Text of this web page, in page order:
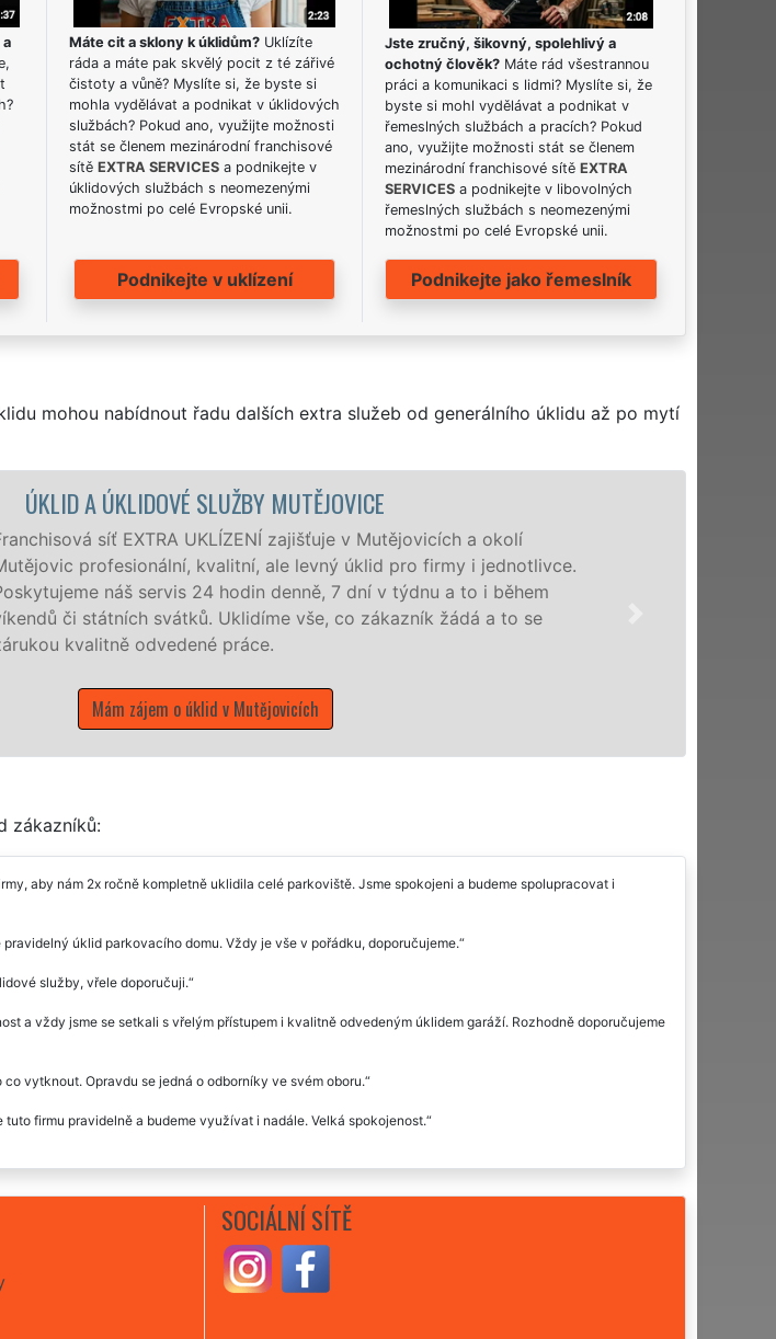
Máte cit a sklony k úklidům?Uklízíte
ráda a máte pak skvělý pocit z té zářivé
čistoty a vůně? Myslíte si, že byste si
mohla vydělávat a podnikat v úklidových
službách? Pokud ano, využijte možnosti
stát se členem mezinárodní franchisové
sítě EXTRA SERVICESa podnikejte v
úklidových službách s neomezenými
možnostmi po celé Evropské unii.
Podnikejte v uklízení
Jste zručný, šikovný, spolehlivý a
ochotný člověk? Máte rád všestrannou
práci a komunikaci s lidmi? Myslíte si, že
byste si mohl vydělávat a podnikat v
řemeslných službách a pracích? Pokud
ano, využijte možnosti stát se členem
mezinárodní franchisové sítěEXTRA
SERVICES a podnikejte v libovolných
řemeslných službách s neomezenými
možnostmi po celé Evropské unii.
Podnikejte jako řemeslník
mohou nabídnout řadu dalších extra služeb od generálního úklidu až po mytí
okolí
během
to se
Naše společnost EXTRA UKLÍZENÍ
profesionální úklidové služby NON-
nabízíme pro všechny obchodní
domácnosti v celém Středočeském
zákazníků:
aby nám 2x ročně kompletně uklidila celé parkoviště. Jsme spokojeni a budeme spolupracovat i
úklid parkovacího domu. Vždy je vše v pořádku, doporučujeme.
služby, vřele doporučuji.
a vždy jsme se setkali s vřelým přístupem i kvalitně odvedeným úklidem garáží. Rozhodně doporučujeme
vytknout. Opravdu se jedná o odborníky ve svém oboru.
firmu pravidelně a budeme využívat i nadále. Velká spokojenost.
SOCIÁLNÍ SÍTĚ